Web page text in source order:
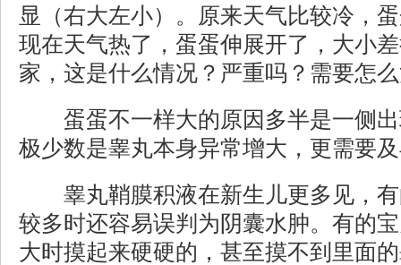
显（右大左小）。原来天气比较冷，
现在天气热了，蛋蛋伸展开了，大小
家，这是什么情况？严重吗？需要怎
蛋蛋不一样大的原因多半是一侧出
极少数是睾丸本身异常增大，更需要
睾丸鞘膜积液在新生儿更多见，有
较多时还容易误判为阴囊水肿。有的
大时摸起来硬硬的，甚至摸不到里面